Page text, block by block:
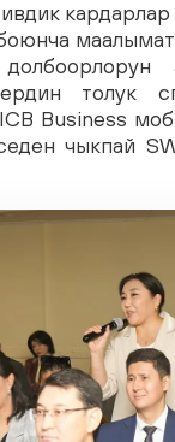
толук
Business
чыкпай